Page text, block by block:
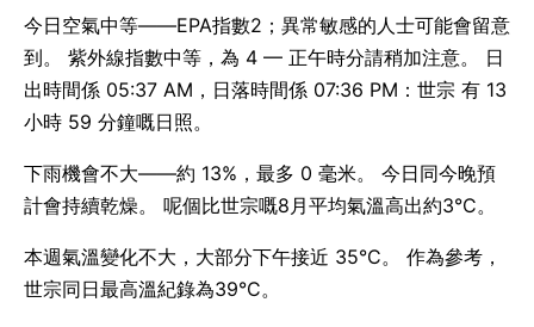
今日空氣中等——EPA指數2；異常敏感的人士可能會留意
到。 紫外線指數中等，為 4 — 正午時分請稍加注意。 日
出時間係 05:37 AM，日落時間係 07:36 PM：世宗 有 13
小時 59 分鐘嘅日照。
下雨機會不大——約 13%，最多 0 毫米。 今日同今晚預
計會持續乾燥。 呢個比世宗嘅8月平均氣溫高出約3°C。
本週氣溫變化不大，大部分下午接近 35°C。 作為參考，
世宗同日最高溫紀錄為39°C。